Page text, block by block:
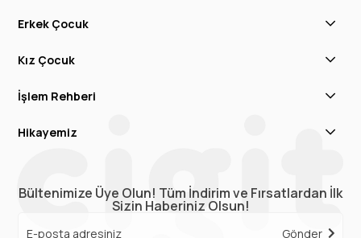
Erkek Çocuk
Kız Çocuk
İşlem Rehberi
Hikayemiz
Bültenimize Üye Olun! Tüm İndirim ve Fırsatlardan İlk
Sizin Haberiniz Olsun!
Gönder